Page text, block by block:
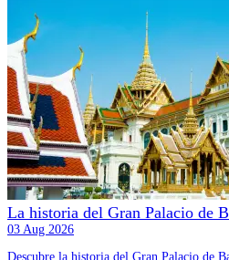
La historia del Gran Palacio de
03 Aug 2026
Descubre la historia del Gran Palacio de